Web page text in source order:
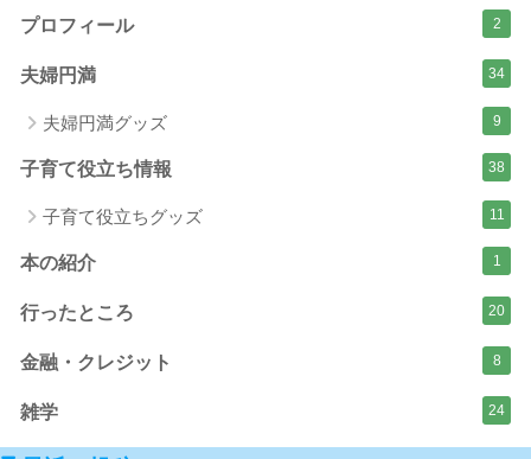
プロフィール 2
夫婦円満 34
夫婦円満グッズ 9
子育て役立ち情報 38
子育て役立ちグッズ 11
本の紹介 1
行ったところ 20
金融・クレジット 8
雑学 24